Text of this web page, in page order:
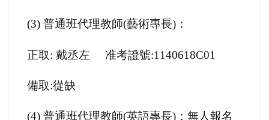
(3) 普通班代理教師(藝術專長)：
正取: 戴丞左 准考證號:1140618C01
備取:從缺
(4) 普通班代理教師(英語專長)：無人報名